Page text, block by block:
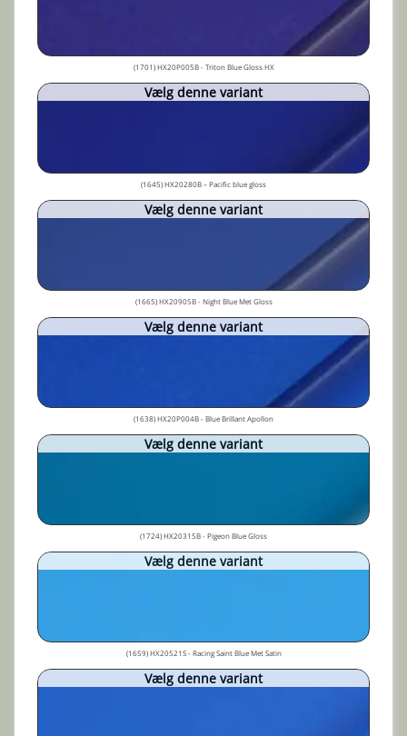
(1701) HX20P005B - Triton Blue Gloss HX
Vælg denne variant
(1645) HX20280B – Pacific blue gloss
Vælg denne variant
(1665) HX20905B - Night Blue Met Gloss
Vælg denne variant
(1638) HX20P004B - Blue Brillant Apollon
Vælg denne variant
(1724) HX20315B - Pigeon Blue Gloss
Vælg denne variant
(1659) HX20521S - Racing Saint Blue Met Satin
Vælg denne variant